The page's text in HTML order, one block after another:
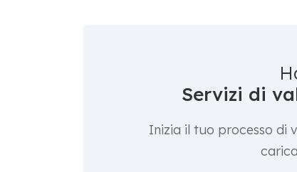
Servizi di
Inizia il tuo processo di